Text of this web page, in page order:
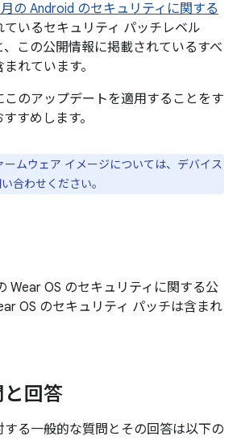
の Android のセキュリティに関する
ているセキュリティ パッチレベル
この公開情報に掲載されているすべ
れています。
このアップデートを適用することをす
すめします。
ームウェア イメージについては、デバイス
合わせください。
Wear OS のセキュリティに関する公
OS のセキュリティ パッチは含まれ
回答
る一般的な質問とその回答は以下の